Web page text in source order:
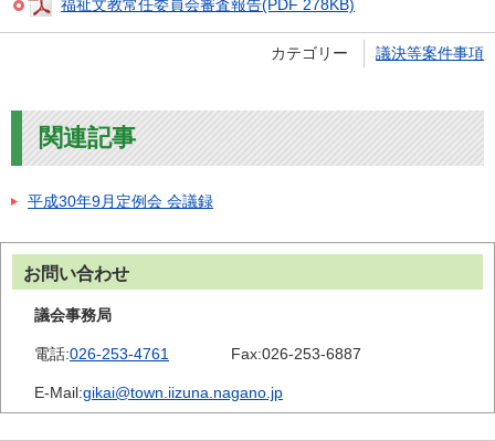
福祉文教常任委員会審査報告(PDF 278KB)
カテゴリー 議決等案件事項
関連記事
平成30年9月定例会 会議録
お問い合わせ
議会事務局
電話:026-253-4761 Fax:026-253-6887
E-Mail:gikai@town.iizuna.nagano.jp